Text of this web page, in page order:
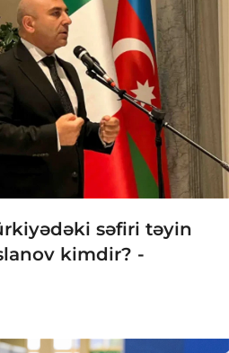
səfiri təyin
kimdir? -